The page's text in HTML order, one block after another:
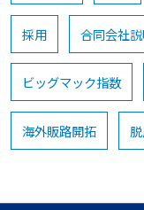
採用 合同会社
ビッグマック指数
海外販路開拓